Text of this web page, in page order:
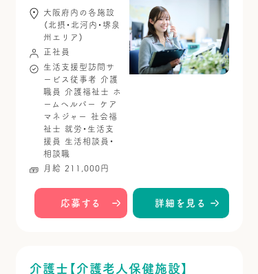
大阪府内の各施設
（北摂・北河内・堺泉
州エリア）
正社員
生活支援型訪問サ
ービス従事者
介護
職員
介護福祉士
ホ
ームヘルパー
ケア
マネジャー
社会福
祉士
就労・生活支
援員
生活相談員・
相談職
月給 211,000円
応募する 詳細を見る
介護士【介護老人保健施設】